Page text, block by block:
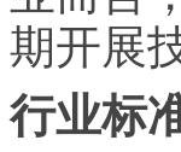
期开展
行业标